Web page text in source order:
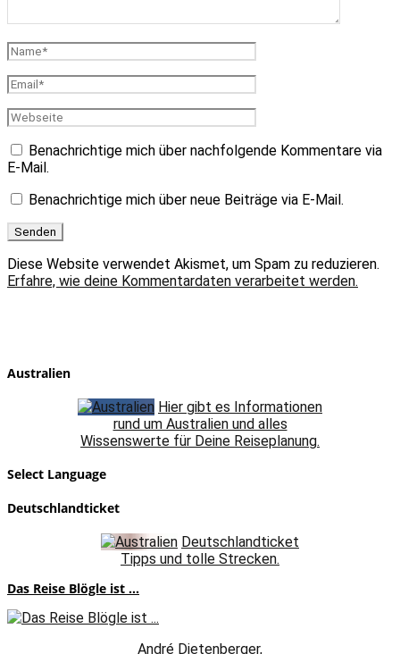
Benachrichtige mich über nachfolgende Kommentare via
E-Mail.
Benachrichtige mich über neue Beiträge via E-Mail.
Diese Website verwendet Akismet, um Spam zu reduzieren.
Erfahre, wie deine Kommentardaten verarbeitet werden.
Australien
Hier gibt es Informationen
rund um Australien und alles
Wissenswerte für Deine Reiseplanung.
Select Language
Deutschlandticket
Deutschlandticket
Tipps und tolle Strecken.
Das Reise Blögle ist ...
André Dietenberger,